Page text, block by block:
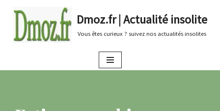
au
Dmoz.fr | Actualité insolite
Vous êtes curieux ? suivez nos actualités insolites